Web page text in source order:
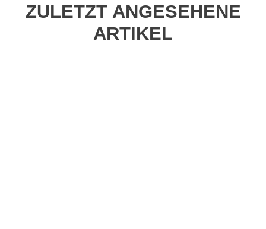
ZULETZT ANGESEHENE
ARTIKEL